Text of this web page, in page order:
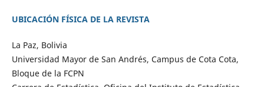
UBICACIÓN FÍSICA DE LA REVISTA
La Paz, Bolivia
Universidad Mayor de San Andrés, Campus de Cota Cota,
Bloque de la FCPN